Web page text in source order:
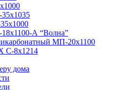
А “Волна”
МП-20х1100
С-8х1214
дома